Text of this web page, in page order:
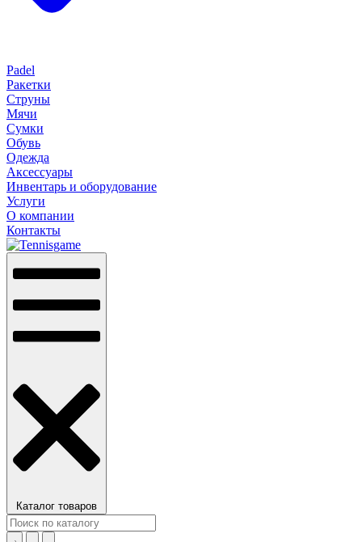
Padel
Ракетки
Струны
Мячи
Сумки
Обувь
Одежда
Аксессуары
Инвентарь и оборудование
Услуги
О компании
Контакты
Каталог товаров